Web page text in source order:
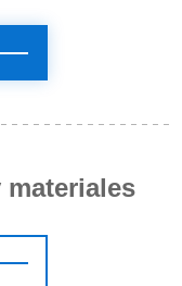
materiales